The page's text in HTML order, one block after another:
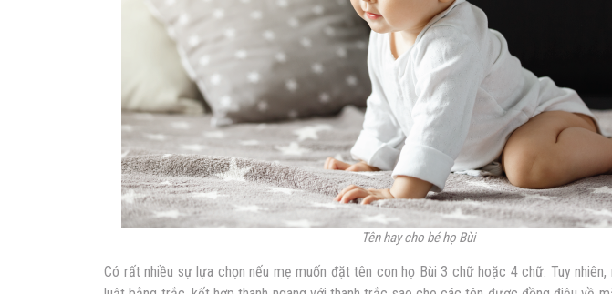
Tên hay cho bé họ Bùi
Có rất nhiều sự lựa chọn nếu mẹ muốn đặt tên con họ Bùi 3 chữ hoặc 4 chữ. Tuy